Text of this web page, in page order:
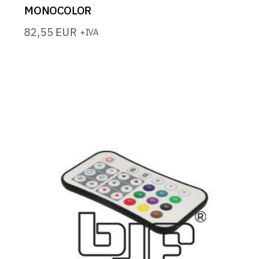
MONOCOLOR
82,55 EUR +IVA